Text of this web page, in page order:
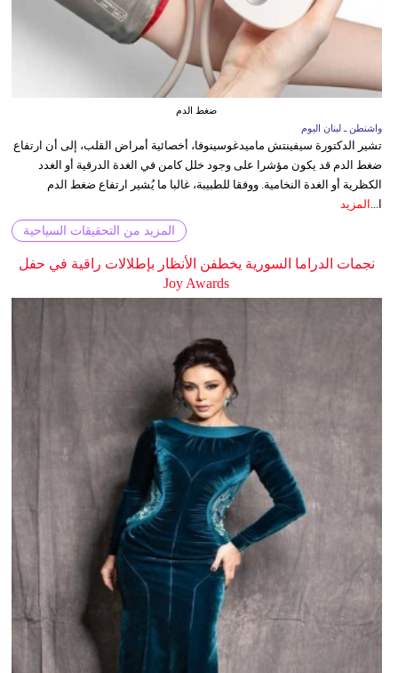
ضغط الدم
واشنطن ـ لبنان اليوم
تشير الدكتورة سيفينتش ماميدغوسينوفا، أخصائية أمراض القلب، إلى أن ارتفاع
ضغط الدم قد يكون مؤشرا على وجود خلل كامن في الغدة الدرقية أو الغدد
الكظرية أو الغدة النخامية. ووفقا للطبيبة، غالبا ما يُشير ارتفاع ضغط الدم
ا...
المزيد
المزيد من التحقيقات السياحية
نجمات الدراما السورية يخطفن الأنظار بإطلالات راقية في حفل
Joy Awards